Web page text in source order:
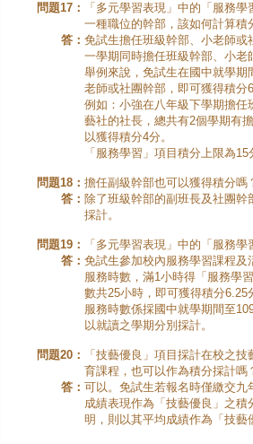
問題17：
「多元學習表現」中的「服務
一種職位的幹部，該如何計算積
答： 免試生擔任班級幹部、小老師或
一學期同時擔任班級幹部、小老
舉例來說，免試生在國中就學
老師或社團幹部，即可獲得積分6
例如：小強在八年級下學期擔
藝社的社長，總共有2個學期有
以獲得積分4分。
「服務學習」項目積分上限為15
問題18： 擔任副級幹部也可以獲得積分嗎
答： 除了班級幹部的副班長及社團
採計。
問題19：
「多元學習表現」中的「服務
答： 免試生參加校內服務學習課程及
服務時數，滿1小時得「服務學
數共25小時，即可獲得積分
服務時數係採國中就學期間至
以就讀之學期分別採計。
問題20：
「技藝優良」項目採計在校之
育課程，也可以作為積分採計嗎
答： 可以。免試生若報名時僅繳交
成績表現作為「技藝優良」之
明，則以其平均成績作為「技藝